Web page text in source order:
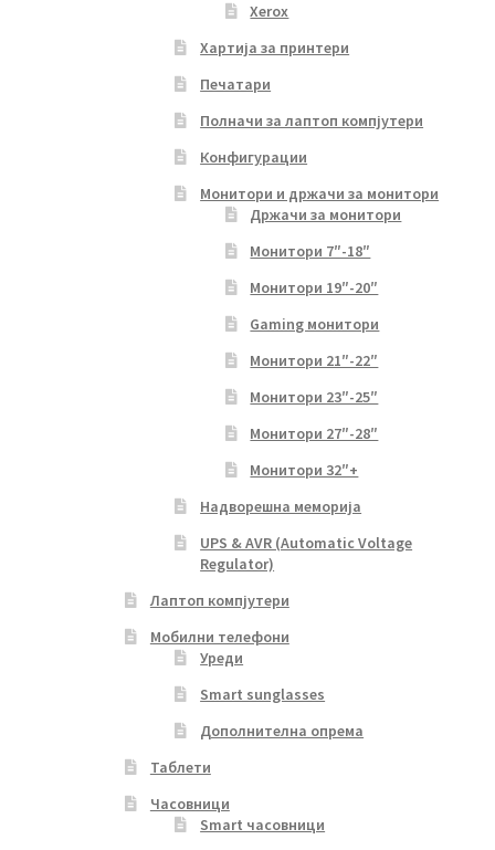
Xerox
Хартија за принтери
Печатари
Полначи за лаптоп компјутери
Конфигурации
Монитори и држачи за монитори
Држачи за монитори
Монитори 7″-18″
Монитори 19″-20″
Gaming монитори
Монитори 21″-22″
Монитори 23″-25″
Монитори 27″-28″
Монитори 32″+
Надворешна меморија
UPS & AVR (Automatic Voltage
Regulator)
Лаптоп компјутери
Мобилни телефони
Уреди
Smart sunglasses
Дополнителна опрема
Таблети
Часовници
Smart часовници